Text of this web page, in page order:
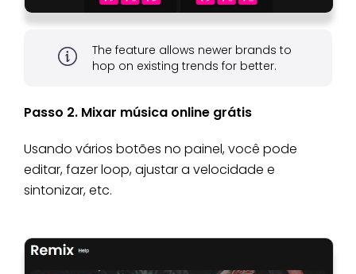
The feature allows newer brands to
hop on existing trends for better.
Passo 2. Mixar música online grátis
Usando vários botões no painel, você pode
editar, fazer loop, ajustar a velocidade e
sintonizar, etc.